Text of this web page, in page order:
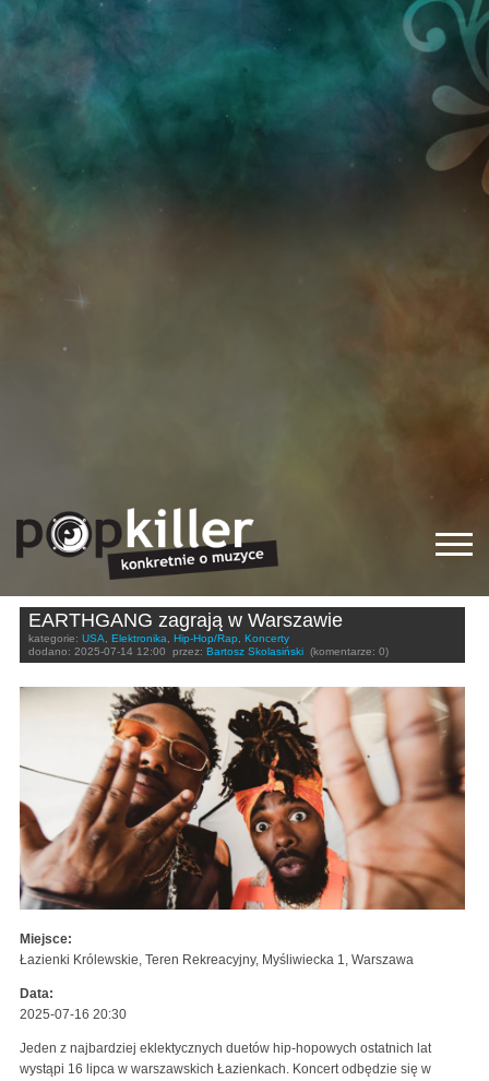
EARTHGANG zagrają w Warszawie
kategorie: USA, Elektronika, Hip-Hop/Rap, Koncerty
dodano: 2025-07-14 12:00 przez: Bartosz Skolasiński (komentarze: 0)
Miejsce:
Łazienki Królewskie, Teren Rekreacyjny, Myśliwiecka 1, Warszawa
Data:
2025-07-16 20:30
Jeden z najbardziej eklektycznych duetów hip-hopowych ostatnich lat
wystąpi 16 lipca w warszawskich Łazienkach. Koncert odbędzie się w